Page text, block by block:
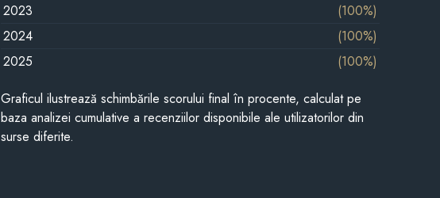
2023
(100%)
2024
(100%)
2025
(100%)
Graficul ilustrează schimbările scorului final în procente, calculat pe
baza analizei cumulative a recenziilor disponibile ale utilizatorilor din
surse diferite.